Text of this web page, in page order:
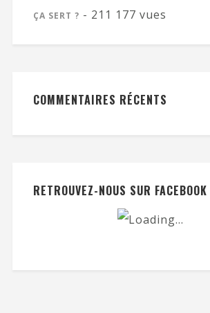
ÇA SERT ? - 211 177 vues
COMMENTAIRES RÉCENTS
RETROUVEZ-NOUS SUR FACEBOOK